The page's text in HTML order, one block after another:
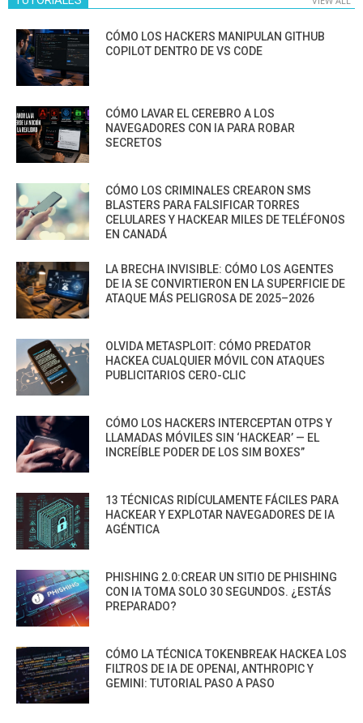
CÓMO LOS HACKERS MANIPULAN GITHUB
COPILOT DENTRO DE VS CODE
CÓMO LAVAR EL CEREBRO A LOS
NAVEGADORES CON IA PARA ROBAR
SECRETOS
CÓMO LOS CRIMINALES CREARON SMS
BLASTERS PARA FALSIFICAR TORRES
CELULARES Y HACKEAR MILES DE TELÉFONOS
EN CANADÁ
LA BRECHA INVISIBLE: CÓMO LOS AGENTES
DE IA SE CONVIRTIERON EN LA SUPERFICIE DE
ATAQUE MÁS PELIGROSA DE 2025–2026
OLVIDA METASPLOIT: CÓMO PREDATOR
HACKEA CUALQUIER MÓVIL CON ATAQUES
PUBLICITARIOS CERO-CLIC
CÓMO LOS HACKERS INTERCEPTAN OTPS Y
LLAMADAS MÓVILES SIN ‘HACKEAR’ — EL
INCREÍBLE PODER DE LOS SIM BOXES”
13 TÉCNICAS RIDÍCULAMENTE FÁCILES PARA
HACKEAR Y EXPLOTAR NAVEGADORES DE IA
AGÉNTICA
PHISHING 2.0:CREAR UN SITIO DE PHISHING
CON IA TOMA SOLO 30 SEGUNDOS. ¿ESTÁS
PREPARADO?
CÓMO LA TÉCNICA TOKENBREAK HACKEA LOS
FILTROS DE IA DE OPENAI, ANTHROPIC Y
GEMINI: TUTORIAL PASO A PASO